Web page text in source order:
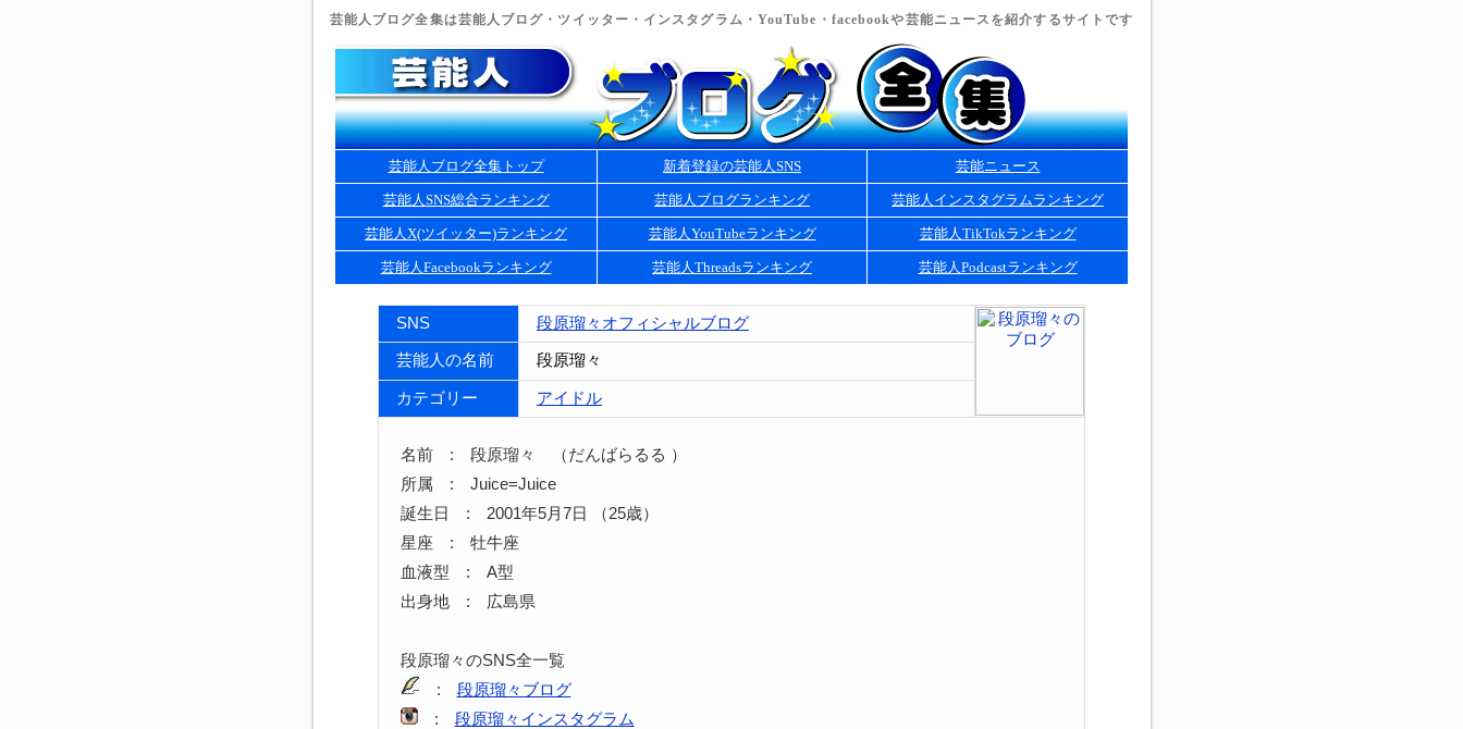
芸能人ブログ全集は芸能人ブログ・ツイッター・インスタグラム・YouTube・facebookや芸能ニュースを紹介するサイトです
芸能人ブログ全集トップ 新着登録の芸能人SNS 芸能ニュース
芸能人SNS総合ランキング 芸能人ブログランキング 芸能人インスタグラムランキング
芸能人X(ツイッター)ランキング 芸能人YouTubeランキング 芸能人TikTokランキング
芸能人Facebookランキング 芸能人Threadsランキング 芸能人Podcastランキング
SNS 段原瑠々オフィシャルブログ
芸能人の名前 段原瑠々
カテゴリー アイドル
名前 : 段原瑠々 （だんばらるる ）
所属 : Juice=Juice
誕生日 : 2001年5月7日 （25歳）
星座 : 牡牛座
血液型 : A型
出身地 : 広島県
段原瑠々のSNS全一覧
: 段原瑠々ブログ
: 段原瑠々インスタグラム